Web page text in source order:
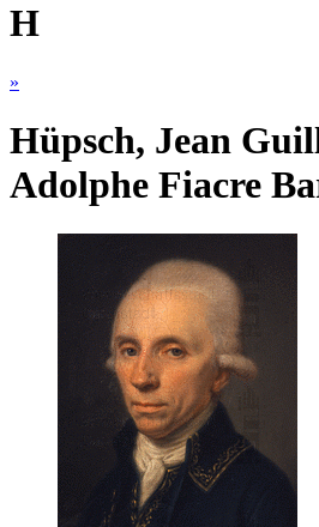
H
»
Hüpsch, Jean
Adolphe Fiacre